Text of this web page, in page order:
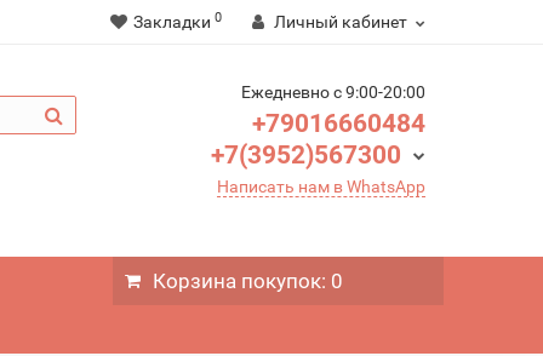
Закладки 0 Личный кабинет
Ежедневно c 9:00-20:00
+79016660484
+7(3952)567300
Написать нам в WhatsApp
Корзина покупок: 0